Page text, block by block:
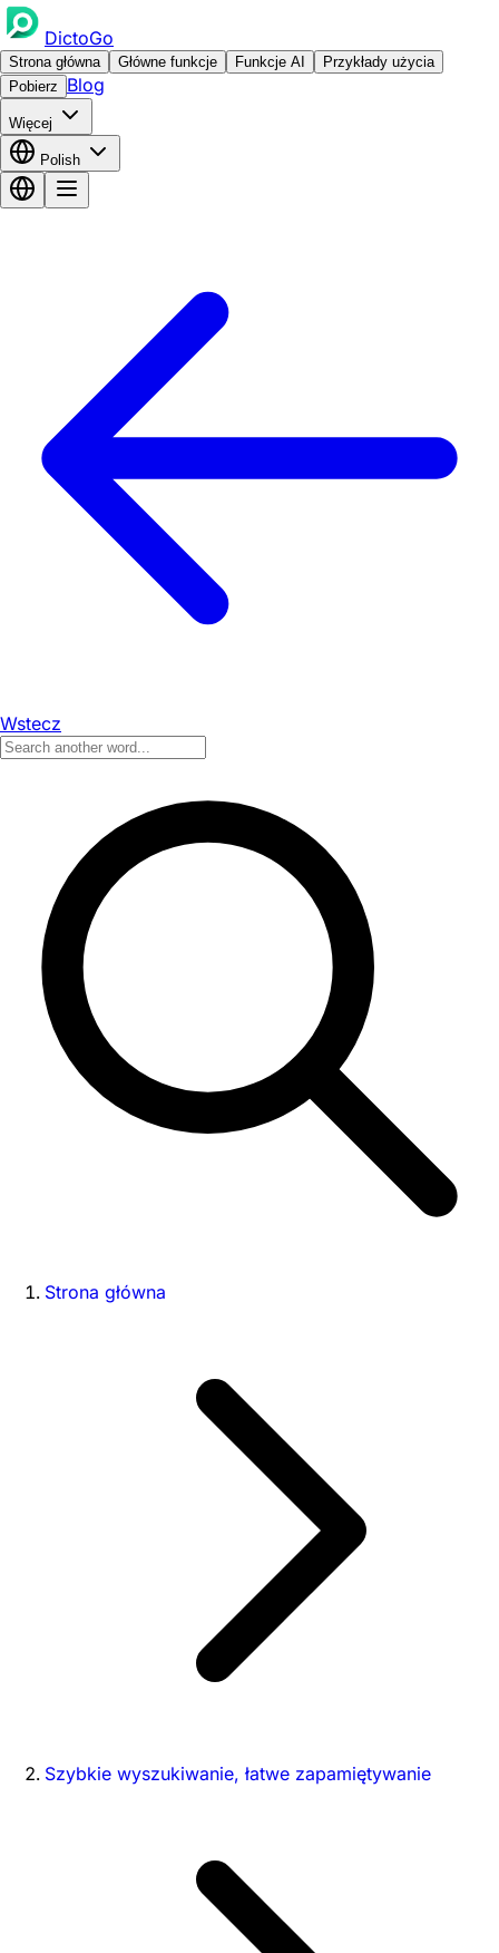
DictoGo
Strona główna Główne funkcje Funkcje AI
Przykłady użycia
Pobierz
Blog
Więcej
Polish
Wstecz
Strona główna
Szybkie wyszukiwanie, łatwe zapamiętywanie